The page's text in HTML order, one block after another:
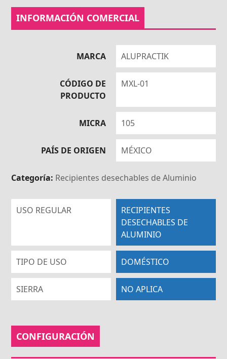
INFORMACIÓN COMERCIAL
MARCA ALUPRACTIK
CÓDIGO DE
PRODUCTO
MXL-01
MICRA 105
PAÍS DE ORIGEN MÉXICO
Categoría: Recipientes desechables de Aluminio
USO REGULAR
RECIPIENTES
DESECHABLES DE
ALUMINIO
TIPO DE USO DOMÉSTICO
SIERRA NO APLICA
CONFIGURACIÓN